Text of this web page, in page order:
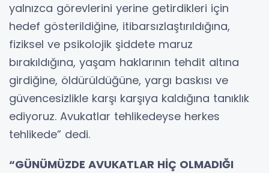
yalnızca görevlerini yerine getirdikleri için
hedef gösterildiğine, itibarsızlaştırıldığına,
fiziksel ve psikolojik şiddete maruz
bırakıldığına, yaşam haklarının tehdit altına
girdiğine, öldürüldüğüne, yargı baskısı ve
güvencesizlikle karşı karşıya kaldığına tanıklık
ediyoruz. Avukatlar tehlikedeyse herkes
tehlikede” dedi.
“GÜNÜMÜZDE AVUKATLAR HİÇ OLMADIĞI